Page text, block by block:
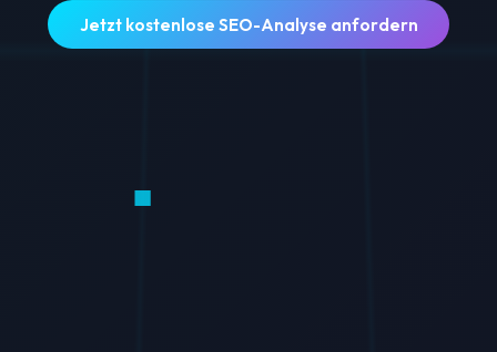
Jetzt kostenlose SEO-Analyse anfordern